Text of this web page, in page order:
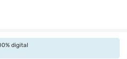
digital